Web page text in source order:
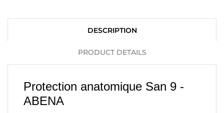
DESCRIPTION
PRODUCT DETAILS
Protection anatomique San 9 -
ABENA